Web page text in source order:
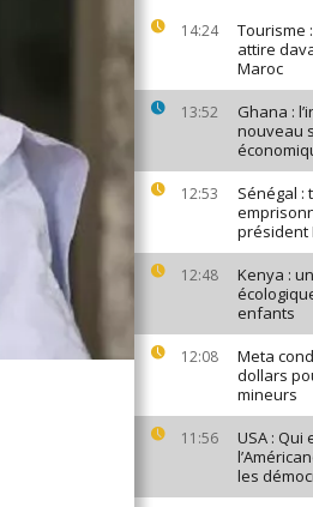
14:24
Tourisme
attire
Maroc
13:52
Ghana :
nouveau
12:53
Sénégal :
président
12:48
Kenya :
enfants
12:08
Meta
dollars
mineurs
11:56
USA : Qui
les